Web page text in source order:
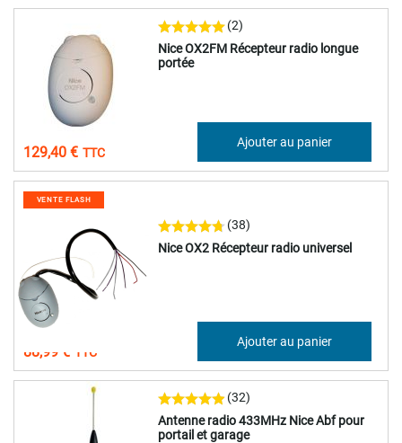
Nice OX2FM Récepteur radio longue
portée
(2)
129,40 €
Ajouter au panier
VENTE FLASH
Nice OX2 Récepteur radio universel
(38)
88,99 €
Ajouter au panier
Antenne radio 433MHz Nice Abf pour
portail et garage
(32)